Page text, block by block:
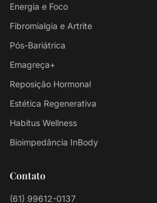
Energia e Foco
Fibromialgia e Artrite
Pós-Bariátrica
Emagreça+
Reposição Hormonal
Estética Regenerativa
Habitus Wellness
Bioimpedância InBody
Contato
(61) 99612-0137